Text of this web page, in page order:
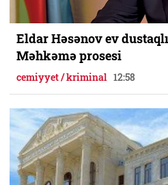
Eldar Həsənov ev
Məhkəmə prosesi
cemiyyet / kriminal 12:58